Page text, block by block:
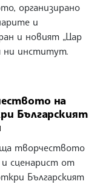
организирано
и
и новият „Цар
ни институт.
на
Българският
творчеството
и сценарист от
Българският